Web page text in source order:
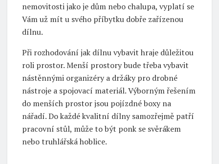
nemovitosti jako je dům nebo chalupa, vyplatí se
Vám už mít u svého příbytku dobře zařízenou
dílnu.
Při rozhodování jak dílnu vybavit hraje důležitou
roli prostor. Menší prostory bude třeba vybavit
nástěnnými organizéry a držáky pro drobné
nástroje a spojovací materiál. Výborným řešením
do menších prostor jsou pojízdné boxy na
nářadí. Do každé kvalitní dílny samozřejmě patří
pracovní stůl, může to být ponk se svěrákem
nebo truhlářská hoblice.